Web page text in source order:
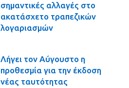
σημαντικές αλλαγές στο
ακατάσχετο τραπεζικών
λογαριασμών
Λήγει τον Αύγουστο η
προθεσμία για την έκδοση
νέας ταυτότητας